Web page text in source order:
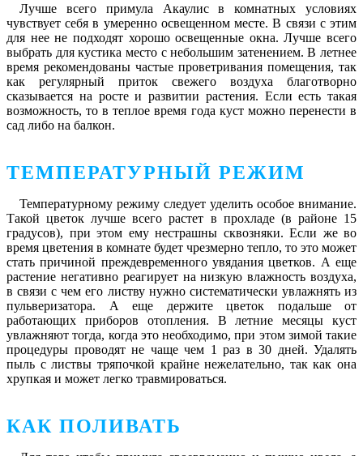
Лучше всего примула Акаулис в комнатных условиях
чувствует себя в умеренно освещенном месте. В связи с этим
для нее не подходят хорошо освещенные окна. Лучше всего
выбрать для кустика место с небольшим затенением. В летнее
время рекомендованы частые проветривания помещения, так
как регулярный приток свежего воздуха благотворно
сказывается на росте и развитии растения. Если есть такая
возможность, то в теплое время года куст можно перенести в
сад либо на балкон.
ТЕМПЕРАТУРНЫЙ РЕЖИМ
Температурному режиму следует уделить особое внимание.
Такой цветок лучше всего растет в прохладе (в районе 15
градусов), при этом ему нестрашны сквозняки. Если же во
время цветения в комнате будет чрезмерно тепло, то это может
стать причиной преждевременного увядания цветков. А еще
растение негативно реагирует на низкую влажность воздуха,
в связи с чем его листву нужно систематически увлажнять из
пульверизатора. А еще держите цветок подальше от
работающих приборов отопления. В летние месяцы куст
увлажняют тогда, когда это необходимо, при этом зимой такие
процедуры проводят не чаще чем 1 раз в 30 дней. Удалять
пыль с листвы тряпочкой крайне нежелательно, так как она
хрупкая и может легко травмироваться.
КАК ПОЛИВАТЬ